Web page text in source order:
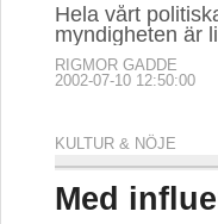
Hela vårt
myndigheten är
RIGMOR GADDE
2002-07-10 12:50:00
KULTUR & NÖJE
Med